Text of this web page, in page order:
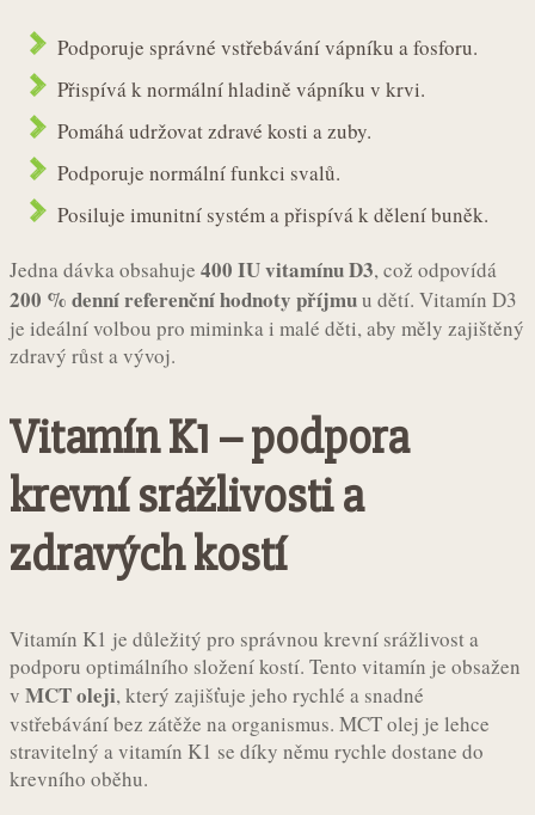
Podporuje správné vstřebávání vápníku a fosforu.
Přispívá k normální hladině vápníku v krvi.
Pomáhá udržovat zdravé kosti a zuby.
Podporuje normální funkci svalů.
Posiluje imunitní systém a přispívá k dělení buněk.
Jedna dávka obsahuje 400 IU vitamínu D3, což odpovídá
200 % denní referenční hodnoty příjmuu dětí. Vitamín D3
je ideální volbou pro miminka i malé děti, aby měly zajištěný
zdravý růst a vývoj.
Vitamín K1 – podpora
krevní srážlivosti a
zdravých kostí
Vitamín K1 je důležitý pro správnou krevní srážlivost a
podporu optimálního složení kostí. Tento vitamín je obsažen
v MCT oleji, který zajišťuje jeho rychlé a snadné
vstřebávání bez zátěže na organismus. MCT olej je lehce
stravitelný a vitamín K1 se díky němu rychle dostane do
krevního oběhu.